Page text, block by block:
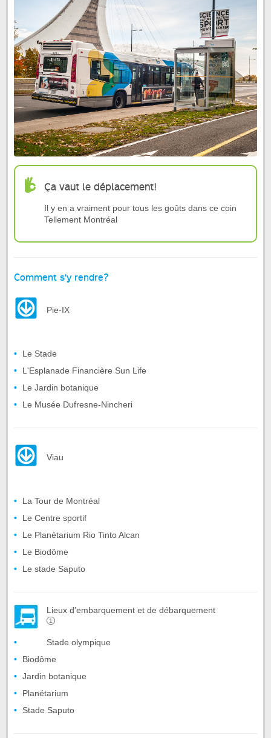
Ça vaut le déplacement!
Il y en a vraiment pour tous les goûts dans ce coin
Tellement Montréal
Comment s'y rendre?
Pie-IX
Le Stade
L'Esplanade Financière Sun Life
Le Jardin botanique
Le Musée Dufresne-Nincheri
Viau
La Tour de Montréal
Le Centre sportif
Le Planétarium Rio Tinto Alcan
Le Biodôme
Le stade Saputo
Lieux d'embarquement et de débarquement
1
Stade olympique
Biodôme
Jardin botanique
Planétarium
Stade Saputo